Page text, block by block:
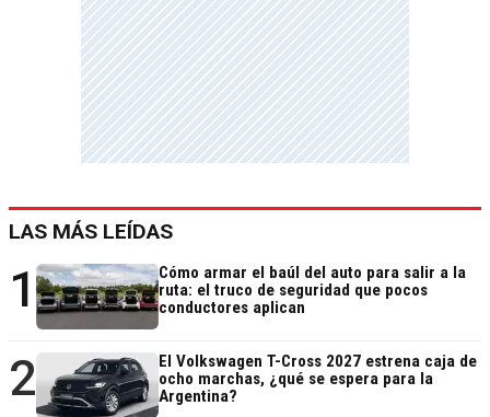
LAS MÁS LEÍDAS
1
Cómo armar el baúl del auto para salir a la
ruta: el truco de seguridad que pocos
conductores aplican
2
El Volkswagen T-Cross 2027 estrena caja de
ocho marchas, ¿qué se espera para la
Argentina?